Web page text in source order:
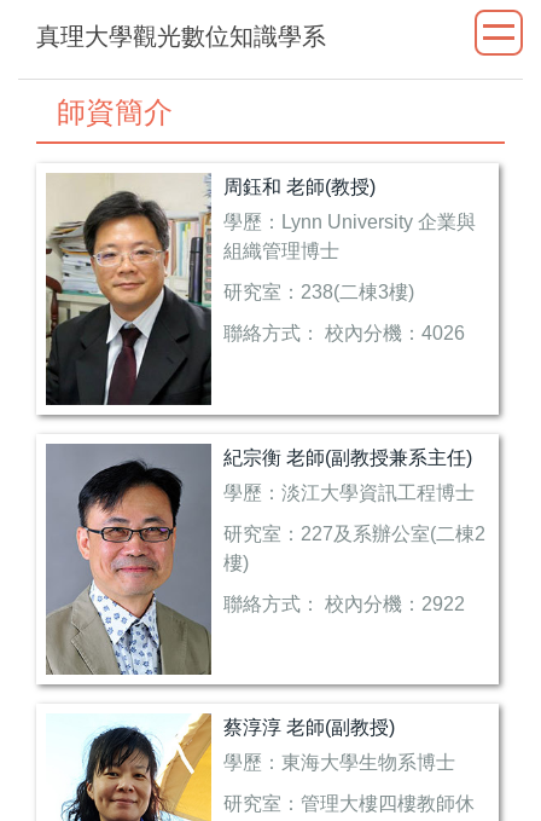
主
真理大學觀光數位知識學系
師資簡介
周鈺和 老師(教授)
學歷：Lynn University 企業與
組織管理博士
研究室：238(二棟3樓)
聯絡方式： 校內分機：4026
專業領域：深度休閒、運動觀
光、電子商務、網路行銷、消
費者網路行為分析、觀光旅遊
紀宗衡 老師(副教授兼系主任)
學歷：淡江大學資訊工程博士
研究室：227及系辦公室(二棟2
樓)
聯絡方式： 校內分機：2922
專業領域：柔性計算、觀光產
業模擬、人道救援物流暨供應
鏈網路設計、開源自由軟體開
發、平行處理與分散式系統
蔡淳淳 老師(副教授)
學歷：東海大學生物系博士
研究室：管理大樓四樓教師休